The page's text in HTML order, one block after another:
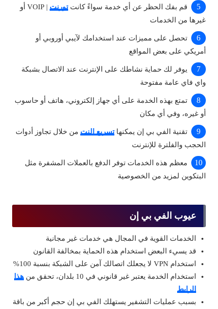
قم بفك الحظر عن أي خدمة سواءً كانتتورنت
| VOIP أو
غيرها من الخدمات
تحصل على مميزات عند استخدامك لآيبي أوروبي أو
أمريكي على بعض المواقع
يوفر لك حماية نشاطك على الإنترنت عند الاتصال بشبكة
واي فاي عامة مفتوحة
تمتع بهذه الخدمة على أي جهاز إلكتروني، هاتف أو حاسوب
أو غيره، وفي أي مكان
تقنية الفي بي إن يمكنهاتسريع النت من خلال تجاوز أدوات
الحجب والفلترة للإنترنت
معظم هذه الخدمات توفر الدفع بالعملات المشفرة مثل
البتكوين لمزيد من الخصوصية
عيوب الفي بي إن
الخدمات القوية في المجال هي خدمات غير مجانية
قد يسيء البعض استخدام هذه الحماية بمخالفة القانون
استخدام VPN لا يجعلك اتصالك آمن على الشبكة بنسبة 100%
استخدام الخدمة يعتبر غير قانوني في 10 بلدان، تحقق من
هذا
الرابط
بسبب عمليات التشفير يستهلك الفي بي إن حجم أكبر من باقة